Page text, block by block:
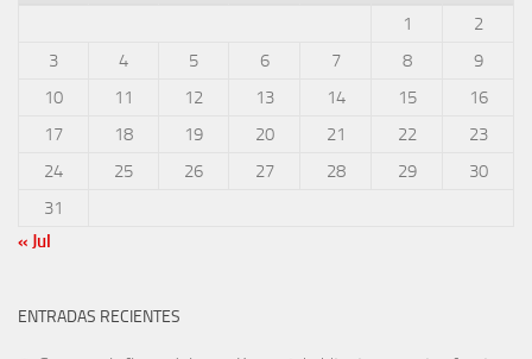
1
2
3
4 5 6 7 8
9
10
11 12 13 14 15
16
17
18 19 20 21 22
23
24
25 26 27 28 29
30
31
« Jul
ENTRADAS RECIENTES